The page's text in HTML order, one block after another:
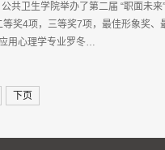
卫生学院举办了第二届 “职面未来
奖4项，三等奖7项，最佳形象奖、
用心理学专业罗冬…
下页